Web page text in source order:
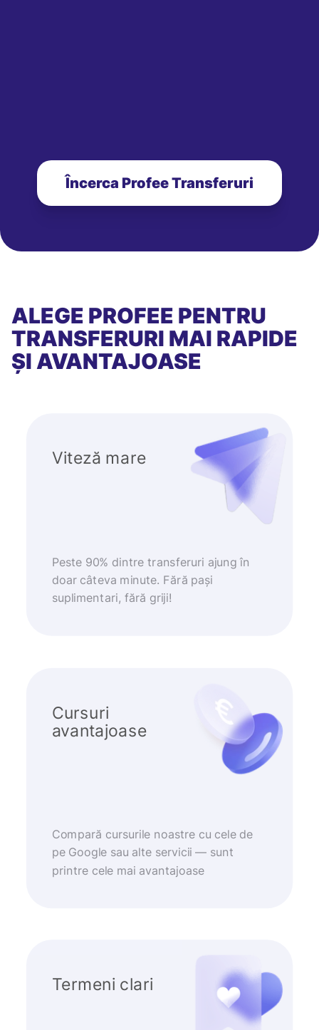
Încerca Profee Transferuri
ALEGE PROFEE PENTRU
TRANSFERURI MAI RAPIDE
ȘI AVANTAJOASE
Viteză mare
Peste 90% dintre transferuri ajung în
doar câteva minute. Fără pași
suplimentari, fără griji!
Cursuri
avantajoase
Compară cursurile noastre cu cele de
pe Google sau alte servicii — sunt
printre cele mai avantajoase
Termeni clari